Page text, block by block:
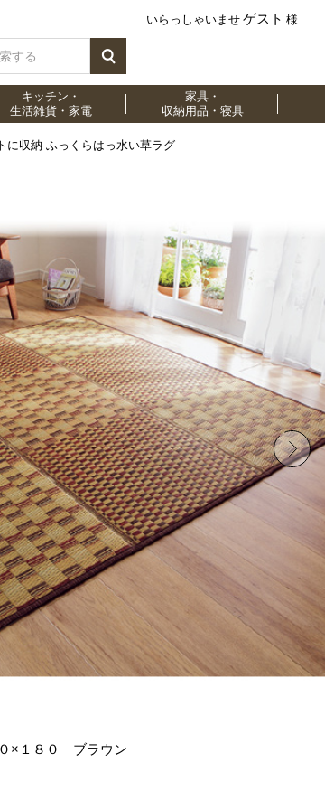
いらっしゃいませ ゲスト 様
キッチン・
生活雑貨・家電
家具・
収納用品・寝具
に収納 ふっくらはっ水い草ラグ
×１８０ ブラウン